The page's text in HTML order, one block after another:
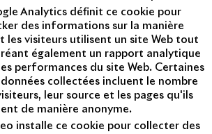
Analytics définit ce cookie pour
des informations sur la manière
les visiteurs utilisent un site Web tout
également un rapport analytique
performances du site Web. Certaines
données collectées incluent le nombre
leur source et les pages qu'ils
de manière anonyme.
installe ce cookie pour collecter des